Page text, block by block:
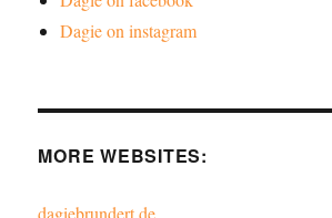
Dagie on instagram
MORE WEBSITES:
dagiebrundert.de